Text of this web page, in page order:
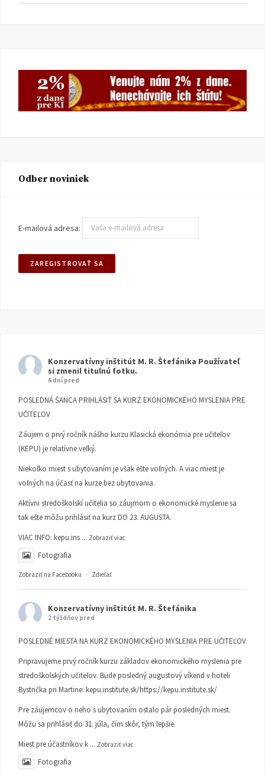
Odber noviniek
E-mailová adresa:
Konzervatívny inštitút M. R. Štefánika Používateľ
si zmenil titulnú fotku.
6 dní pred
POSLEDNÁ ŠANCA PRIHLÁSIŤ SA KURZ EKONOMICKÉHO MYSLENIA PRE
UČITEĽOV
Záujem o prvý ročník nášho kurzu Klasická ekonómia pre učiteľov
(KEPU) je relatívne veľký.
Niekoľko miest s ubytovaním je však ešte voľných. A viac miest je
voľných na účasť na kurze bez ubytovania.
Aktívni stredoškolskí učitelia so záujmom o ekonomické myslenie sa
tak ešte môžu prihlásiť na kurz DO 23. AUGUSTA.
VIAC INFO: kepu.ins ... Zobraziť viac
Fotografia
Zobraziť na Facebooku · Zdieľať
Konzervatívny inštitút M. R. Štefánika
2 týždňov pred
POSLEDNÉ MIESTA NA KURZ EKONOMICKÉHO MYSLENIA PRE UČITEĽOV
Pripravujeme prvý ročník kurzu základov ekonomického myslenia pre
stredoškolských učiteľov. Bude posledný augustový víkend v hoteli
Bystrička pri Martine: kepu.institute.sk/https://kepu.institute.sk/
Pre záujemcov o neho s ubytovaním ostalo pár posledných miest.
Môžu sa prihlásiť do 31. júla, čím skôr, tým lepšie.
Miest pre účastníkov k ... Zobraziť viac
Fotografia